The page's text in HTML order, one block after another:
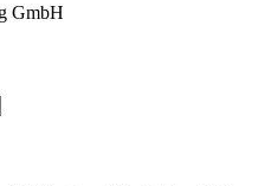
GmbH